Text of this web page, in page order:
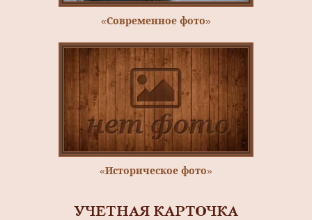
«Современное фото»
«Историческое фото»
УЧЕТНАЯ КАРТОЧКА